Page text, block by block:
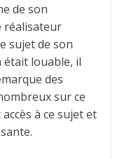
de son
réalisateur
sujet de son
était louable, il
des
sur ce
à ce sujet et